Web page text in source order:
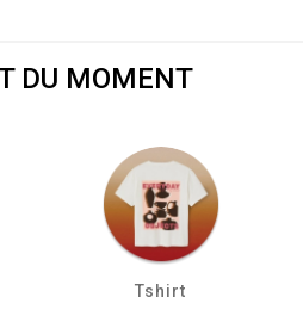
DU MOMENT
Tshirt